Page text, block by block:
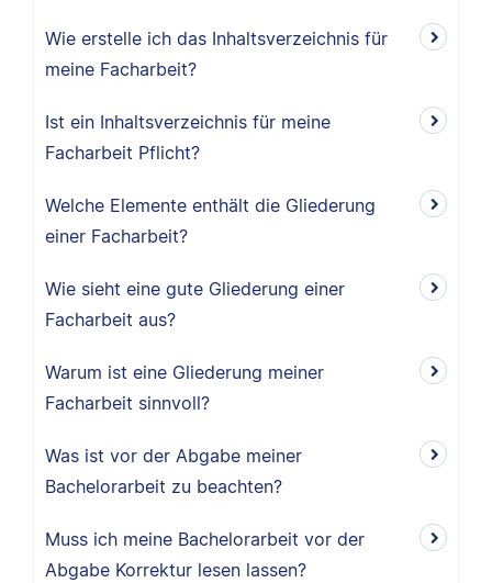
Wie erstelle ich das Inhaltsverzeichnis für
meine Facharbeit?
Ist ein Inhaltsverzeichnis für meine
Facharbeit Pflicht?
Welche Elemente enthält die Gliederung
einer Facharbeit?
Wie sieht eine gute Gliederung einer
Facharbeit aus?
Warum ist eine Gliederung meiner
Facharbeit sinnvoll?
Was ist vor der Abgabe meiner
Bachelorarbeit zu beachten?
Muss ich meine Bachelorarbeit vor der
Abgabe Korrektur lesen lassen?